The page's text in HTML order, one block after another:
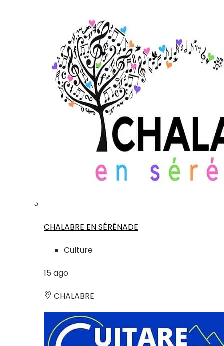
CHALABRE EN SÉRÉNADE
Culture
15 ago
CHALABRE